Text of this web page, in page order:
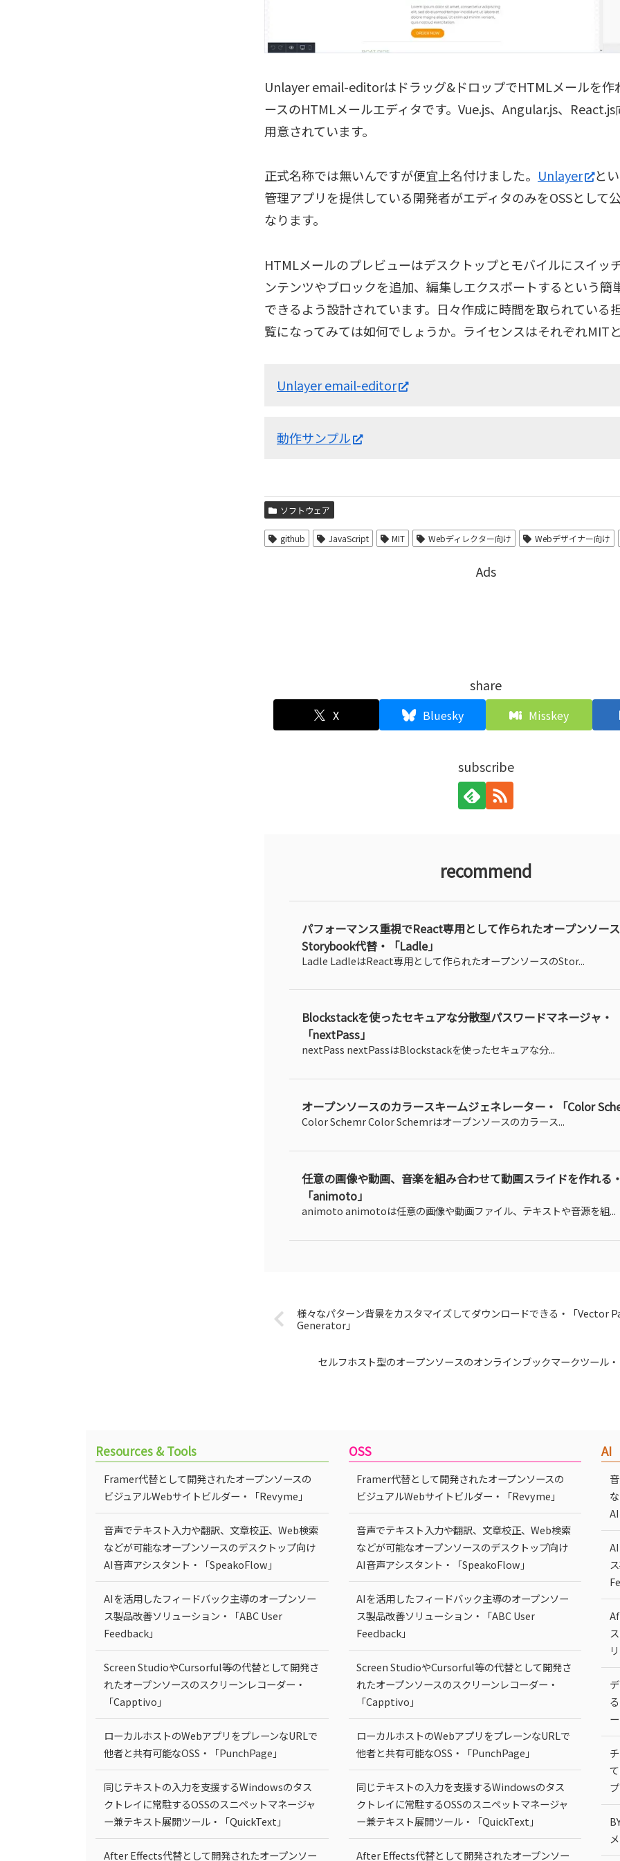
Unlayer email-editorはドラッグ&ドロップでHTMLメールを作
ースのHTMLメールエディタです。Vue.js、Angular.js、
用意されています。
正式名称では無いんですが便宜上名付けました。 Unlayer
と
管理アプリを提供している開発者がエディタのみをOSSとして
なります。
HTMLメールのプレビューはデスクトップとモバイルにスイッ
ンテンツやブロックを追加、編集しエクスポートするという簡
できるよう設計されています。日々作成に時間を取られている
覧になってみては如何でしょうか。ライセンスはそれぞれMITと
Unlayer email-editor
動作サンプル
ソフトウェア
github JavaScript MIT Webディレクター向け Webデザイナー向け
Ads
share
X Bluesky Misskey
subscribe
recommend
パフォーマンス重視でReact専用として作られたオープンソー
Storybook代替・「Ladle」
Ladle LadleはReact専用として作られたオープンソースのStor...
Blockstackを使ったセキュアな分散型パスワードマネージャ・
「nextPass」
nextPass nextPassはBlockstackを使ったセキュアな分...
オープンソースのカラースキームジェネレーター・「Color
Color Schemr Color Schemrはオープンソースのカラース...
任意の画像や動画、音楽を組み合わせて動画スライドを作れる・
「animoto」
animoto animotoは任意の画像や動画ファイル、テキストや音源を組...
様々なパターン背景をカスタマイズしてダウンロードできる・「Vector
Generator」
セルフホスト型のオープンソースのオンラインブックマークツール・
Resources & Tools
Framer代替として開発されたオープンソースの
ビジュアルWebサイトビルダー・「Revyme」
音声でテキスト入力や翻訳、文章校正、Web検索
などが可能なオープンソースのデスクトップ向け
AI音声アシスタント・「SpeakoFlow」
AIを活用したフィードバック主導のオープンソー
ス製品改善ソリューション・「ABC User
Feedback」
Screen StudioやCursorful等の代替として開発さ
れたオープンソースのスクリーンレコーダー・
「Capptivo」
ローカルホストのWebアプリをプレーンなURLで
他者と共有可能なOSS・「PunchPage」
同じテキストの入力を支援するWindowsのタス
クトレイに常駐するOSSのスニペットマネージャ
ー兼テキスト展開ツール・「QuickText」
After Effects代替として開発されたオープンソー
OSS
Framer代替として開発されたオープンソースの
ビジュアルWebサイトビルダー・「Revyme」
音声でテキスト入力や翻訳、文章校正、Web検索
などが可能なオープンソースのデスクトップ向け
AI音声アシスタント・「SpeakoFlow」
AIを活用したフィードバック主導のオープンソー
ス製品改善ソリューション・「ABC User
Feedback」
Screen StudioやCursorful等の代替として開発さ
れたオープンソースのスクリーンレコーダー・
「Capptivo」
ローカルホストのWebアプリをプレーンなURLで
他者と共有可能なOSS・「PunchPage」
同じテキストの入力を支援するWindowsのタス
クトレイに常駐するOSSのスニペットマネージャ
ー兼テキスト展開ツール・「QuickText」
After Effects代替として開発されたオープンソー
AI